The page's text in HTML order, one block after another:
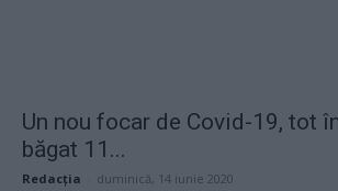
Un nou focar de Covid-19, tot
băgat 11...
Redacţia duminică, 14 iunie 2020